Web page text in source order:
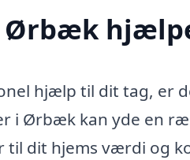
Ørbæk
hjælp til dit tag, er
i Ørbæk kan yde en
dit hjems værdi og